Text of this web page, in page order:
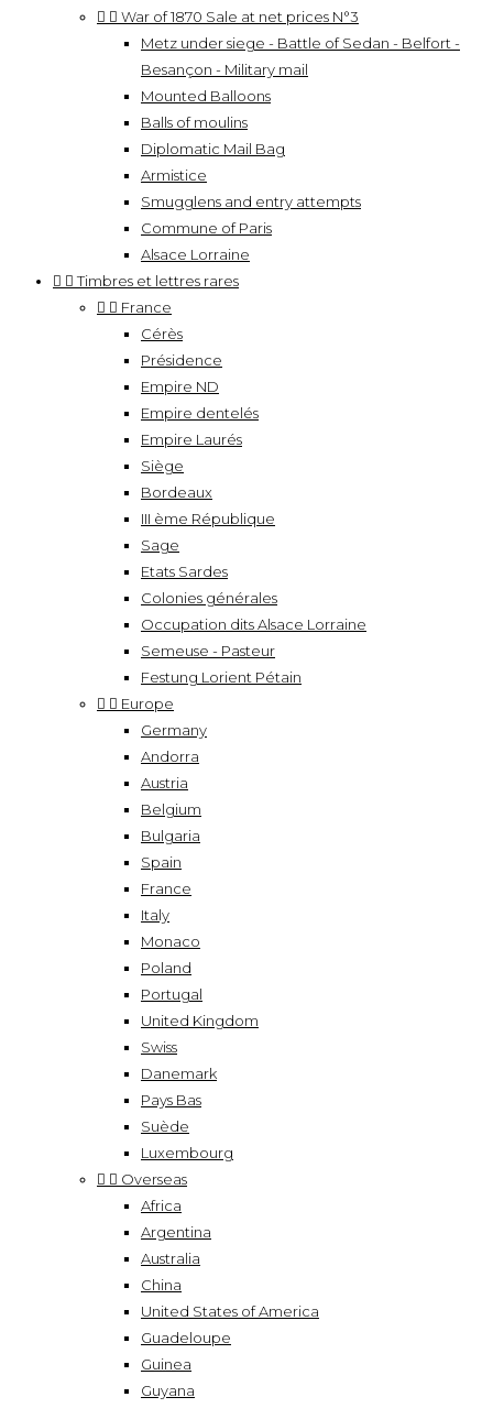
  War of 1870 Sale at net prices N°3
Metz under siege - Battle of Sedan - Belfort -
Besançon - Military mail
Mounted Balloons
Balls of moulins
Diplomatic Mail Bag
Armistice
Smugglens and entry attempts
Commune of Paris
Alsace Lorraine
  Timbres et lettres rares
  France
Cérès
Présidence
Empire ND
Empire dentelés
Empire Laurés
Siège
Bordeaux
III ème République
Sage
Etats Sardes
Colonies générales
Occupation dits Alsace Lorraine
Semeuse - Pasteur
Festung Lorient Pétain
  Europe
Germany
Andorra
Austria
Belgium
Bulgaria
Spain
France
Italy
Monaco
Poland
Portugal
United Kingdom
Swiss
Danemark
Pays Bas
Suède
Luxembourg
  Overseas
Africa
Argentina
Australia
China
United States of America
Guadeloupe
Guinea
Guyana